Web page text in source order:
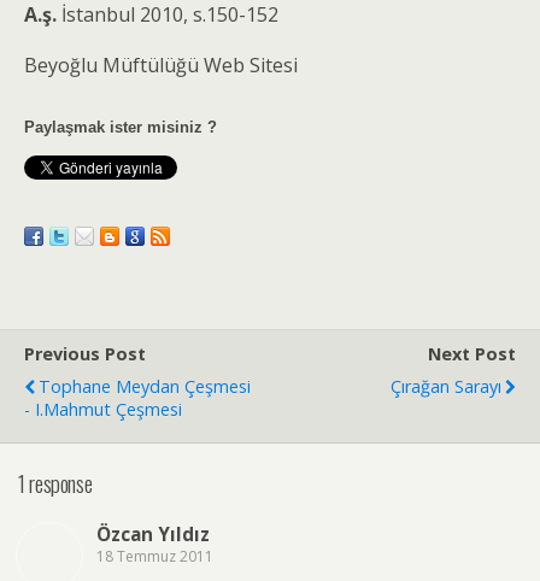
A.ş. İstanbul 2010, s.150-152
Beyoğlu Müftülüğü Web Sitesi
Paylaşmak ister misiniz ?
Previous Post
Tophane Meydan Çeşmesi
- I.Mahmut Çeşmesi
Next Post
Çırağan Sarayı
1 response
Özcan Yıldız
18 Temmuz 2011